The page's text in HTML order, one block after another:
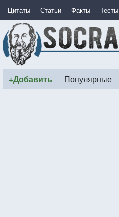
Цитаты Статьи Факты Тесты
+Добавить Популярные